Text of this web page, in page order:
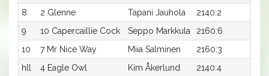
8
2 Glenne Tapani Jauhola 2140:2
9
10 Capercaillie Cock Seppo Markkula 2160:6
10
7 Mr Nice Way Miia Salminen 2160:3
hll
4 Eagle Owl Kim Åkerlund 2140:4